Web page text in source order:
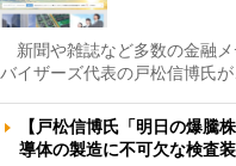
新聞や雑誌など多数の金融
バイザーズ代表の戸松信博氏
【戸松信博氏「明日の爆騰
導体の製造に不可欠な検査